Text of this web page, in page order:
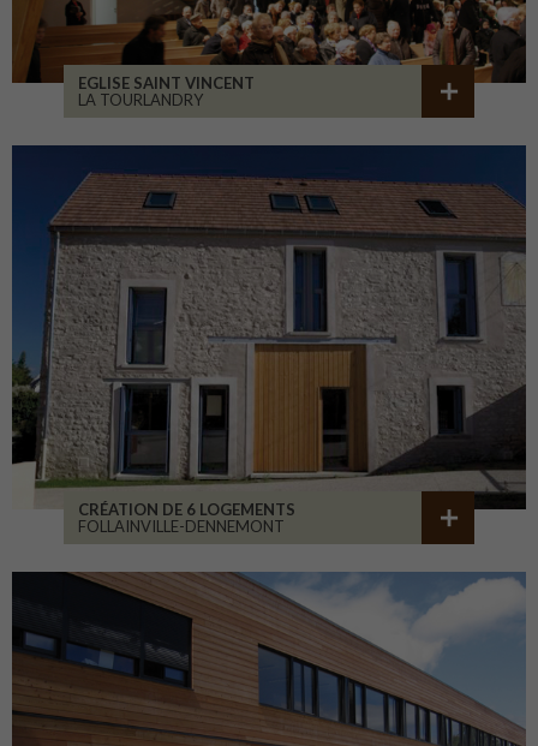
EGLISE SAINT VINCENT
LA TOURLANDRY
CRÉATION DE 6 LOGEMENTS
FOLLAINVILLE-DENNEMONT